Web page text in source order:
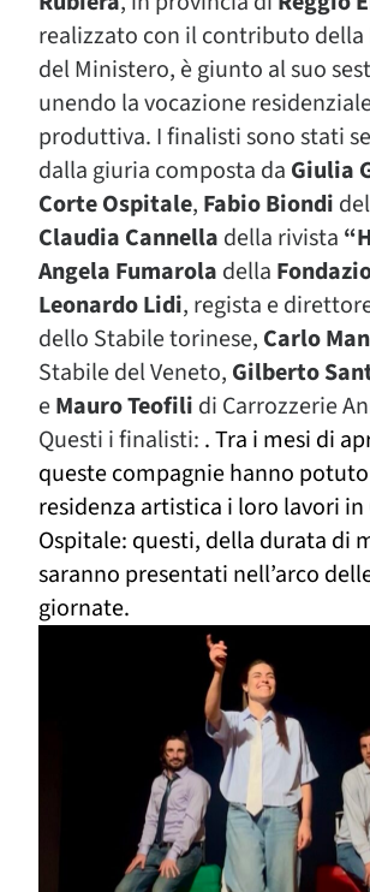
realizzato con il contributo della
del Ministero, è giunto al suo
unendo la vocazione
produttiva. I finalisti sono stati
dalla giuria composta da Giulia
Corte Ospitale, Fabio Biondi
Claudia Cannella della rivista
Angela Fumarola della F
Leonardo Lidi, regista e
dello Stabile torinese, Carlo
Stabile del Veneto, Gilberto
eMauro Teofili di Carrozzerie
Questi i finalisti: . Tra i mesi di
queste compagnie hanno
residenza artistica i loro lavori in
Ospitale: questi, della durata di
saranno presentati nell’arco
giornate.